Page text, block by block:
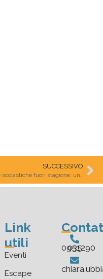
SUCCESSIVO
Gite scolastiche fuori stagione: un valore e un potenziale educativo nuovo
Link
utili
Eventi
Escape
035 0951290